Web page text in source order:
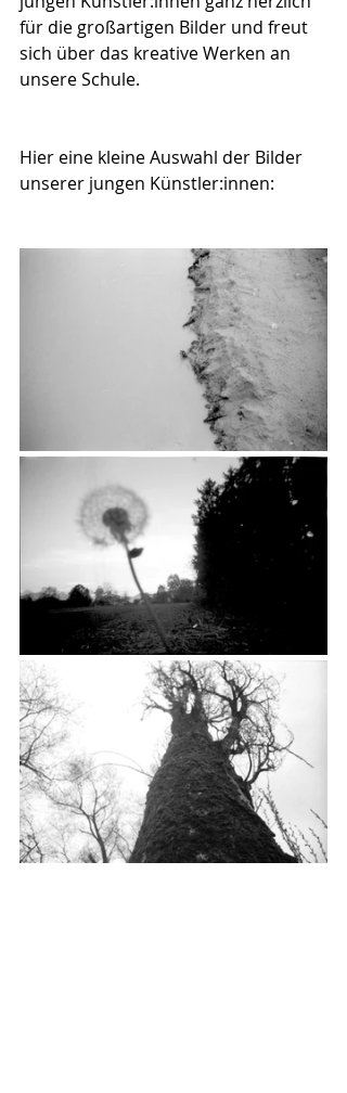
für die großartigen Bilder und freut
sich über das kreative Werken an
unsere Schule.
Hier eine kleine Auswahl der Bilder
unserer jungen Künstler:innen: